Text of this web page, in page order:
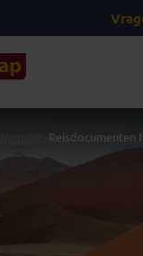
Reisdocumenten